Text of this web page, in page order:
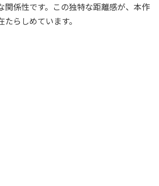
関係性です。この独特な距離感が、本作
らしめています。